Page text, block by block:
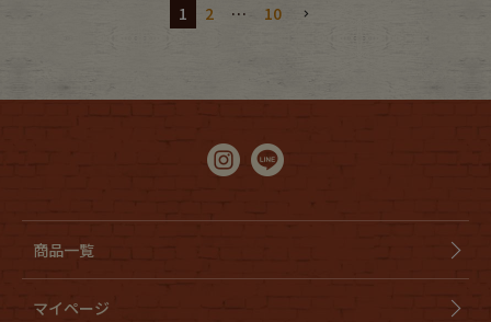
1
2 … 10
商品一覧
マイページ